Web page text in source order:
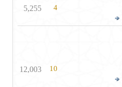
4
5,255
10
12,003